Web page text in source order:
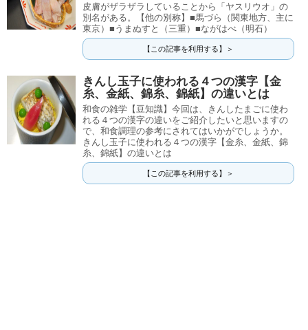
皮膚がザラザラしていることから「ヤスリウオ」の
別名がある。【他の別称】■馬づら（関東地方、主に
東京）■うまぬすと（三重）■ながはべ（明石）
【この記事を利用する】＞
きんし玉子に使われる４つの漢字【金
糸、金紙、錦糸、錦紙】の違いとは
和食の雑学【豆知識】今回は、きんしたまごに使わ
れる４つの漢字の違いをご紹介したいと思いますの
で、和食調理の参考にされてはいかがでしょうか。
きんし玉子に使われる４つの漢字【金糸、金紙、錦
糸、錦紙】の違いとは
【この記事を利用する】＞